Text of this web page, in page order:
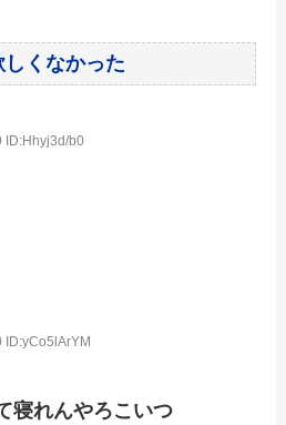
くなかった
ID:Hhyj3d/b0
ID:yCo5lArYM
寝れんやろこいつ